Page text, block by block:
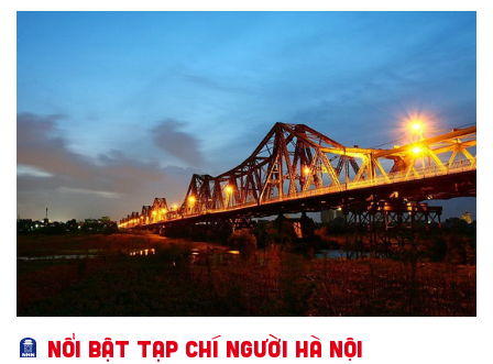
ánh sáng vẫn còn chút gì đó mới mẻ. Bởi thế mà tôi lại vô cùng
chút háo hức mong chờ. Chờ đợi khoảnh khắc ấy. Khoảnh khắc
tưởng chừng như rất đơn giản, rất đỗi bình thường và vẫn diễn
ra hàng ngày ấy. Bây giờ ánh sáng có thể nhìn thấy bất kỳ đâu,
bất kỳ chỗ nào và đủ mọi màu sắc nhưng trước kia thì khác.
Ánh sáng là một điều gì đó rất xa xỉ.
Nổi bật Tạp chí Người Hà Nội